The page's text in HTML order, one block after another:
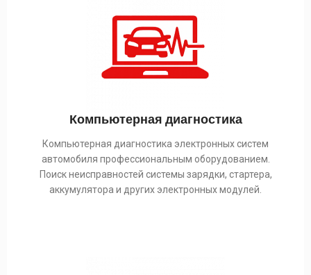
Компьютерная диагностика
Компьютерная диагностика электронных систем
автомобиля профессиональным оборудованием.
Поиск неисправностей системы зарядки, стартера,
аккумулятора и других электронных модулей.